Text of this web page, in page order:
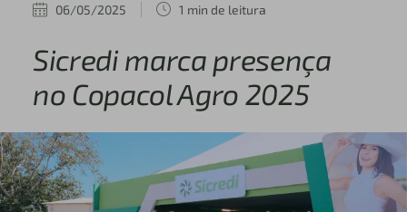
06/05/2025 1 min de leitura
Sicredi marca presença
no Copacol Agro 2025